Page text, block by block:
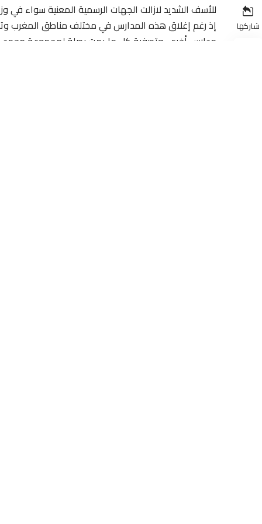
شاركها
للأسف الشديد لازالت الجهات الرسمية المعنية سواء في
إذ رغم إغلاق هذه المدارس في مختلف مناطق المغرب
مدارس أخرى، وتصفية كل ما يمت بصلة لمجموعة محمد